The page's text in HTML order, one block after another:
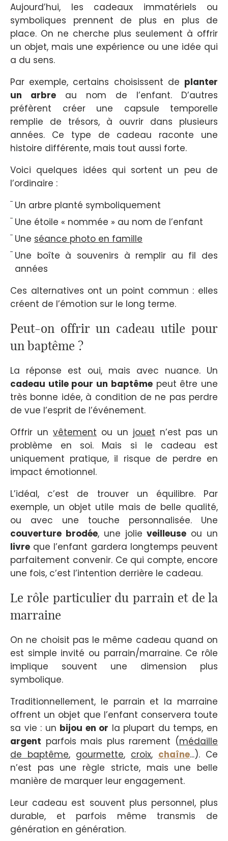
Aujourd’hui, les cadeaux immatériels ou
symboliques prennent de plus en plus de
place. On ne cherche plus seulement à offrir
un objet, mais une expérience ou une idée qui
a du sens.
Par exemple, certains choisissent de planter
un arbre au nom de l’enfant. D’autres
préfèrent créer une capsule temporelle
remplie de trésors, à ouvrir dans plusieurs
années. Ce type de cadeau raconte une
histoire différente, mais tout aussi forte.
Voici quelques idées qui sortent un peu de
l’ordinaire :
Un arbre planté symboliquement
Une étoile « nommée » au nom de l’enfant
Une séance photo en famille
Une boîte à souvenirs à remplir au fil des
années
Ces alternatives ont un point commun : elles
créent de l’émotion sur le long terme.
Peut-on offrir un cadeau utile pour
un baptême ?
La réponse est oui, mais avec nuance. Un
cadeau utile pour un baptêmepeut être une
très bonne idée, à condition de ne pas perdre
de vue l’esprit de l’événement.
Offrir un vêtement ou un jouet n’est pas un
problème en soi. Mais si le cadeau est
uniquement pratique, il risque de perdre en
impact émotionnel.
L’idéal, c’est de trouver un équilibre. Par
exemple, un objet utile mais de belle qualité,
ou avec une touche personnalisée. Une
couverture brodée, une jolieveilleuse ou un
livre que l’enfant gardera longtemps peuvent
parfaitement convenir. Ce qui compte, encore
une fois, c’est l’intention derrière le cadeau.
Le rôle particulier du parrain et de la
marraine
On ne choisit pas le même cadeau quand on
est simple invité ou parrain/marraine. Ce rôle
implique souvent une dimension plus
symbolique.
Traditionnellement, le parrain et la marraine
offrent un objet que l’enfant conservera toute
sa vie : un bijou en or la plupart du temps, en
argent parfois mais plus rarement (médaille
de baptême, gourmette, croix, chaîne...). Ce
n’est pas une règle stricte, mais une belle
manière de marquer leur engagement.
Leur cadeau est souvent plus personnel, plus
durable, et parfois même transmis de
génération en génération.